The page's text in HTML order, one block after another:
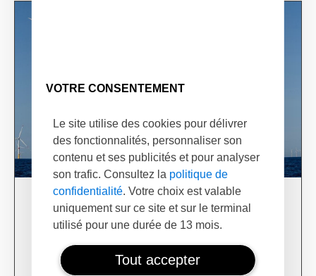
VOTRE CONSENTEMENT
Le site utilise des cookies pour délivrer
des fonctionnalités, personnaliser son
contenu et ses publicités et pour analyser
son trafic. Consultez la politique de
confidentialité. Votre choix est valable
uniquement sur ce site et sur le terminal
utilisé pour une durée de 13 mois.
Tout accepter
03/06/24
XSun & TotalEnergies on prospection mission in
Learn more